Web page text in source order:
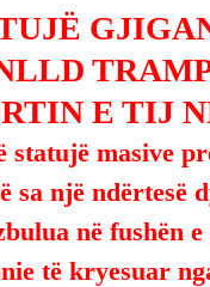
E TIJ
statujë masive
sa një ndërtesë
në fushën
të kryesuar